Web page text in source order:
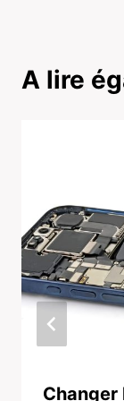
A lire
Changer